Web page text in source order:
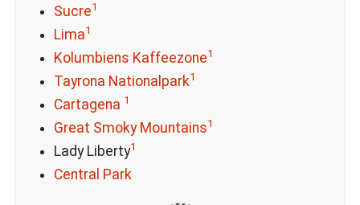
Sucre1
Lima1
Kolumbiens Kaffeezone1
Tayrona Nationalpark1
Cartagena 1
Great Smoky Mountains1
Lady Liberty1
Central Park